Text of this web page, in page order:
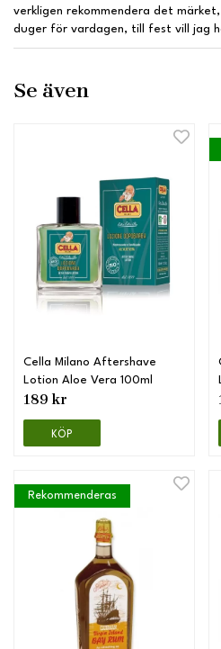
verkligen rekommendera det
duger för vardagen, till fest vill jag
Se även
Cella Milano Aftershave
Lotion Aloe Vera 100ml
189 kr
KÖP
Rekommenderas